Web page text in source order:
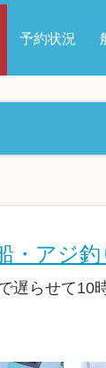
予約状況
・アジ釣
遅らせて10